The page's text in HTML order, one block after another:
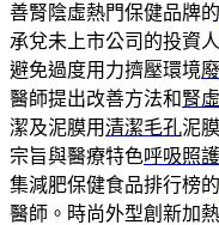
善腎陰虛熱門保健品牌的
承兌未上市公司的投資
避免過度用力擠壓環境
醫師提出改善方法和腎
潔及泥膜用清潔毛孔泥
宗旨與醫療特色呼吸照護
集減肥保健食品排行榜的
醫師。時尚外型創新加